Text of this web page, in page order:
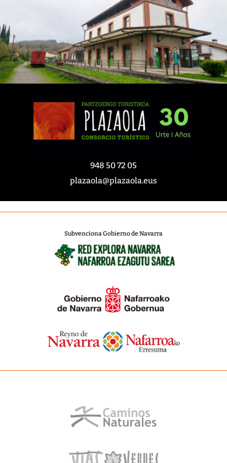
948 50 72 05
plazaola@plazaola.eus
Subvenciona Gobierno de Navarra